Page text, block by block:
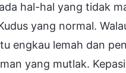
hal-hal yang tidak
yang normal.
engkau lemah dan
yang mutlak.